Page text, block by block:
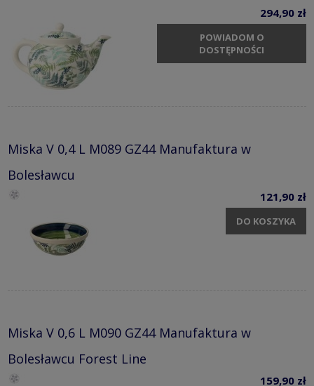
294,90 zł
POWIADOM O
DOSTĘPNOŚCI
Miska V 0,4 L M089 GZ44 Manufaktura w
Bolesławcu
121,90 zł
DO KOSZYKA
Miska V 0,6 L M090 GZ44 Manufaktura w
Bolesławcu Forest Line
159,90 zł